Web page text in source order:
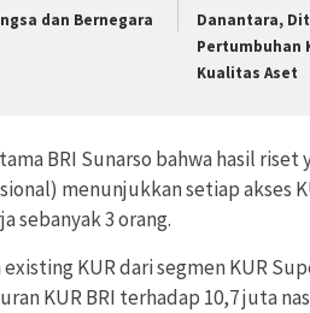
dan Bernegara
Danantara,
Pertumbuhan
Kualitas Aset
BRI Sunarso bahwa hasil riset
menunjukkan setiap akses
sebanyak 3 orang.
KUR dari segmen KUR
KUR BRI terhadap 10,7 juta